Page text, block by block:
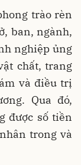
trào rèn
ban, ngành,
nghiệp ủng
chất, trang
và điều trị
Qua đó,
được số tiền
trong và